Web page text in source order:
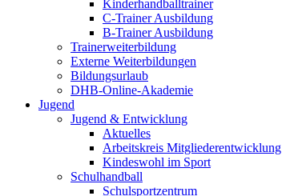
Kinderhandballtrainer
C-Trainer Ausbildung
B-Trainer Ausbildung
Trainerweiterbildung
Externe Weiterbildungen
Bildungsurlaub
DHB-Online-Akademie
Jugend
Jugend & Entwicklung
Aktuelles
Arbeitskreis Mitgliederentwicklung
Kindeswohl im Sport
Schulhandball
Schulsportzentrum